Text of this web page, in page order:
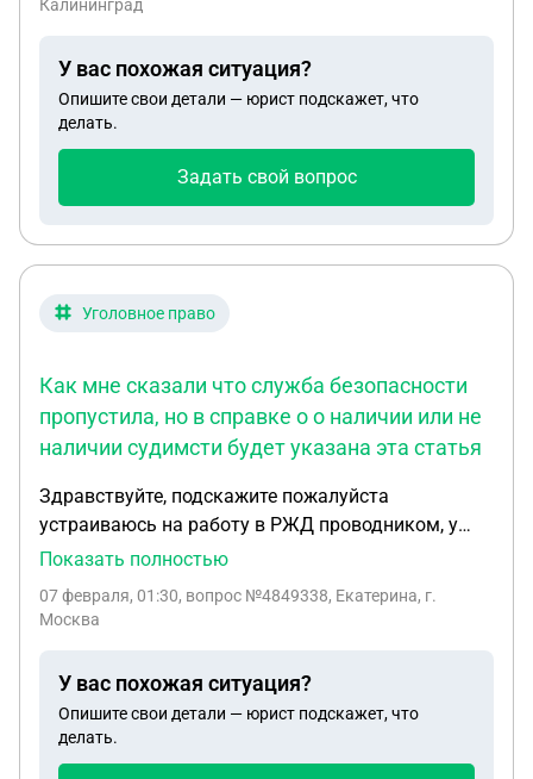
привлечения виновных к уголовной
ответственности?
Калининград
У вас похожая ситуация?
Опишите свои детали — юрист подскажет, что
делать.
Задать свой вопрос
Уголовное право
Как мне сказали что служба безопасности
пропустила, но в справке о о наличии или не
наличии судимсти будет указана эта статья
Здравствуйте, подскажите пожалуйста
устраиваюсь на работу в РЖД проводником, у
меня была судимость в 2023 в августе по ст. 322
5000 тысяч рублей. как мне сказали что служба
эта статья. Что делать?
Показать полностью
07 февраля, 01:30, вопрос №4849338, Екатерина, г.
Москва
У вас похожая ситуация?
Опишите свои детали — юрист подскажет, что
делать.